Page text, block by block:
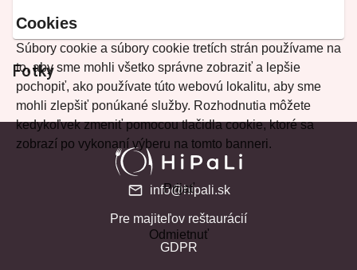
Fotky
Cookies
Súbory cookie a súbory cookie tretích strán používame na
to, aby sme mohli všetko správne zobraziť a lepšie
pochopiť, ako používate túto webovú lokalitu, aby sme
mohli zlepšiť ponúkané služby. Rozhodnutia môžete
kedykoľvek zmeniť pomocou tlačidla cookie, ktoré sa
zobrazí po vykonaní výberu na tomto banneri.
Prijať
Odmietnuť
info@hipali.sk
Pre majiteľov reštaurácií
GDPR